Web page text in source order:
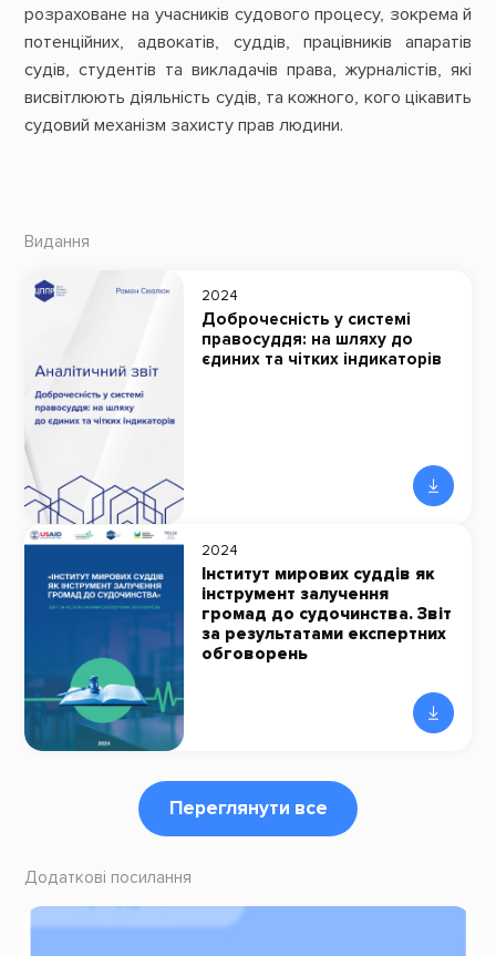
розраховане на учасників судового процесу, зокрема й
потенційних, адвокатів, суддів, працівників апаратів
судів, студентів та викладачів права, журналістів, які
висвітлюють діяльність судів, та кожного, кого цікавить
судовий механізм захисту прав людини.
Видання
2024
Доброчесність у системі
правосуддя: на шляху до
єдиних та чітких індикаторів
2024
Інститут мирових суддів як
інструмент залучення
громад до судочинства. Звіт
за результатами експертних
обговорень
Переглянути все
Додаткові посилання